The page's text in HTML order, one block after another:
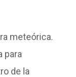
meteórica.
para
de la